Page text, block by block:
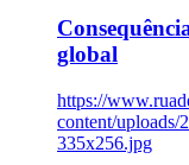
global
https://
content/uploads/
335x256.jpg